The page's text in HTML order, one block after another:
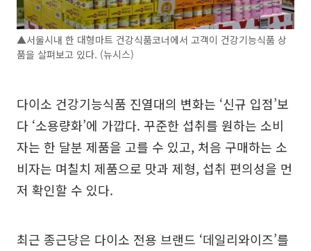
▲서울시내 한 대형마트 건강식품코너에서 고객이 건강기능식품 상
품을 살펴보고 있다. (뉴시스)
다이소 건강기능식품 진열대의 변화는 ‘신규 입점’보
다 ‘소용량화’에 가깝다. 꾸준한 섭취를 원하는 소비
자는 한 달분 제품을 고를 수 있고, 처음 구매하는 소
비자는 며칠치 제품으로 맛과 제형, 섭취 편의성을 먼
저 확인할 수 있다.
최근 종근당은 다이소 전용 브랜드 ‘데일리와이즈’를